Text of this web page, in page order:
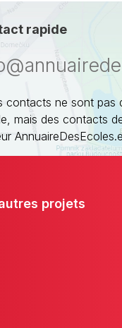
rapide
contacts ne sont pas
mais des contacts
projets